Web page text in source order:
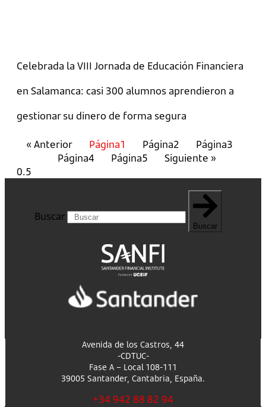
Celebrada la VIII Jornada de Educación Financiera
en Salamanca: casi 300 alumnos aprendieron a
gestionar su dinero de forma segura
« Anterior Página1 Página2 Página3
Página4 Página5 Siguiente »
Buscar
Buscar
Avenida de los Castros, 44
-CDTUC-
Fase A – Local 108-111
39005 Santander, Cantabria, España.
+34 942 88 82 94